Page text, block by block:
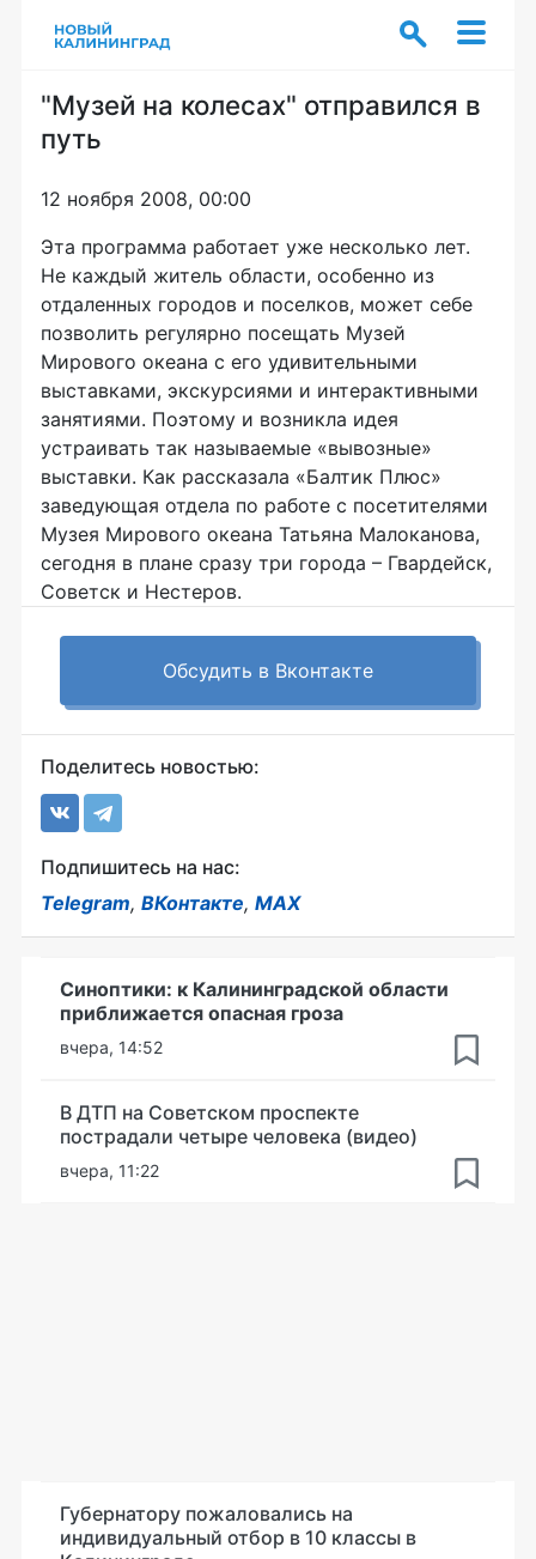
"Музей на колесах" отправился в
путь
12 ноября 2008, 00:00
Эта программа работает уже несколько лет.
Не каждый житель области, особенно из
отдаленных городов и поселков, может себе
позволить регулярно посещать Музей
Мирового океана с его удивительными
выставками, экскурсиями и интерактивными
занятиями. Поэтому и возникла идея
устраивать так называемые «вывозные»
выставки. Как рассказала «Балтик Плюс»
заведующая отдела по работе с посетителями
Музея Мирового океана Татьяна Малоканова,
сегодня в плане сразу три города – Гвардейск,
Советск и Нестеров.
Обсудить в Вконтакте
Поделитесь новостью:
Подпишитесь на нас:
Telegram, ВКонтакте, MAX
Синоптики: к Калининградской области
приближается опасная гроза
вчера, 14:52
В ДТП на Советском проспекте
пострадали четыре человека (видео)
вчера, 11:22
Губернатору пожаловались на
индивидуальный отбор в 10 классы в